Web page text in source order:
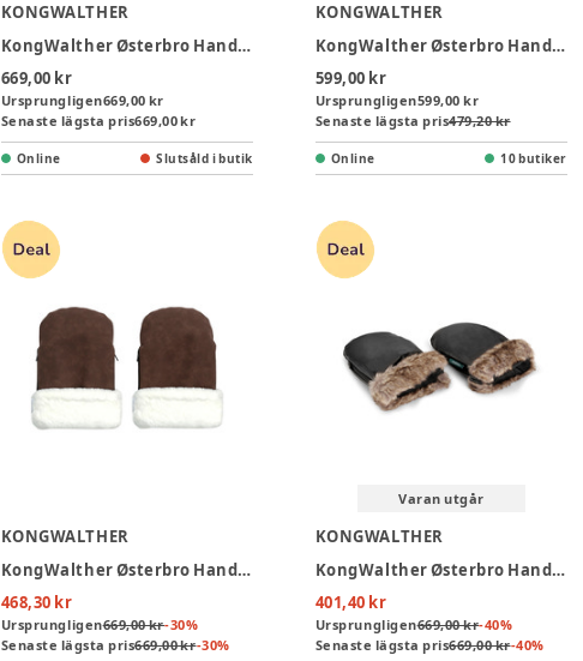
KONGWALTHER
KongWalther Østerbro Handvärmare Quiltad - Creme
669,00 kr
Ursprungligen669,00 kr
Senaste lägsta pris669,00 kr
Online Slutsåld i butik
KONGWALTHER
KongWalther Østerbro Handvärmare - Black
599,00 kr
Ursprungligen599,00 kr
Senaste lägsta pris479,20 kr
Online 10 butiker
KONGWALTHER
KongWalther Østerbro Handvärmare Konstmocka - Chocolate Brown
468,30 kr
Ursprungligen669,00 kr-30%
Senaste lägsta pris669,00 kr-30%
Varan utgår
KONGWALTHER
KongWalther Østerbro Handvärmare - Black Fur
401,40 kr
Ursprungligen669,00 kr-40%
Senaste lägsta pris669,00 kr-40%